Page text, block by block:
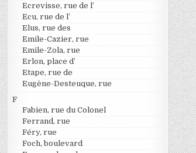
Ecrevisse, rue de l’
Ecu, rue de l’
Elus, rue des
Emile-Cazier, rue
Emile-Zola, rue
Erlon, place d’
Etape, rue de
Eugène-Desteuque, rue
F
Fabien, rue du Colonel
Ferrand, rue
Féry, rue
Foch, boulevard